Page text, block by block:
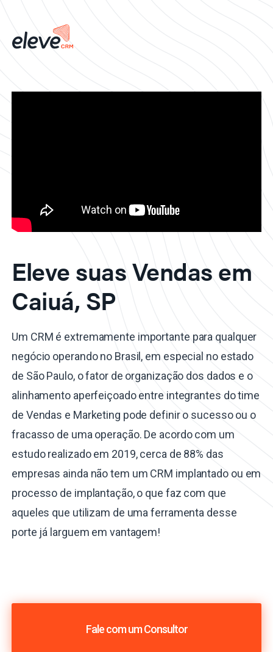
Eleve suas Vendas em
Caiuá, SP
Um CRM é extremamente importante para qualquer
negócio operando no Brasil, em especial no estado
de São Paulo, o fator de organização dos dados e o
alinhamento aperfeiçoado entre integrantes do time
de Vendas e Marketing pode definir o sucesso ou o
fracasso de uma operação. De acordo com um
estudo realizado em 2019, cerca de 88% das
empresas ainda não tem um CRM implantado ou em
processo de implantação, o que faz com que
aqueles que utilizam de uma ferramenta desse
porte já larguem em vantagem!
Fale com um Consultor